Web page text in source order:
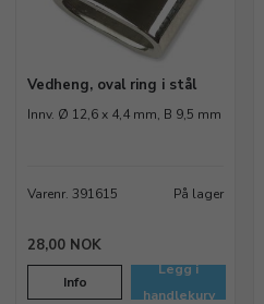
Vedheng, oval ring i stål
Innv. Ø 12,6 x 4,4 mm, B 9,5 mm
Varenr. 391615 På lager
28,00 NOK
Info
Legg i
handlekurv